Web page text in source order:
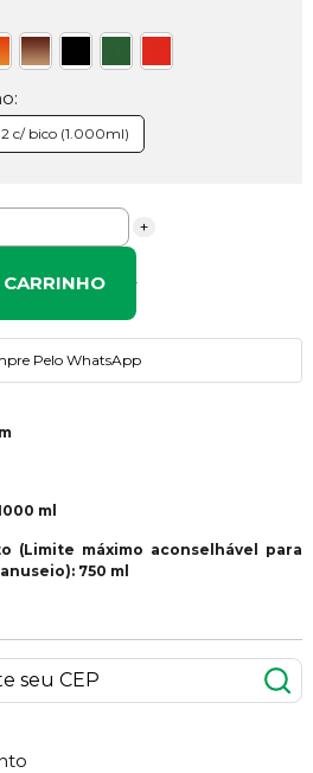
c/ bico (1.000ml)
+
Pelo WhatsApp
ml
(Limite máximo aconselhável para
750 ml